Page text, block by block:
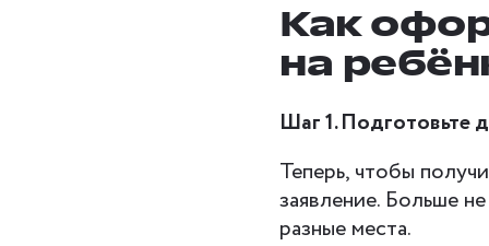
Как
на
Шаг 1. Подготовьте
Теперь, чтобы
заявление. Больше
разные места.